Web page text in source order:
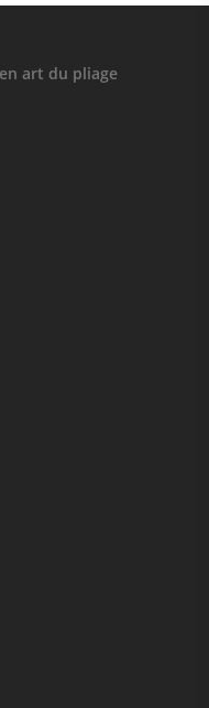
art du pliage